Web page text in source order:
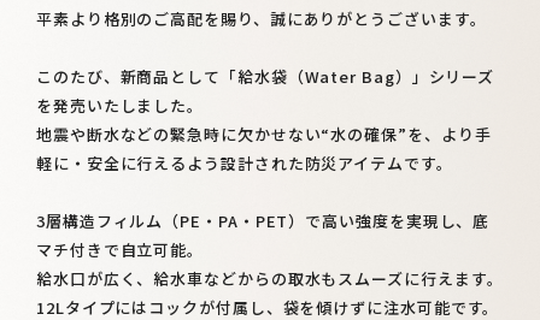
平素より格別のご高配を賜り、誠にありがとうございます。
このたび、新商品として「給水袋（Water Bag）」シリーズ
を発売いたしました。
地震や断水などの緊急時に欠かせない“水の確保”を、より手
軽に・安全に行えるよう設計された防災アイテムです。
3層構造フィルム（PE・PA・PET）で高い強度を実現し、底
マチ付きで自立可能。
給水口が広く、給水車などからの取水もスムーズに行えます。
12Lタイプにはコックが付属し、袋を傾けずに注水可能です。